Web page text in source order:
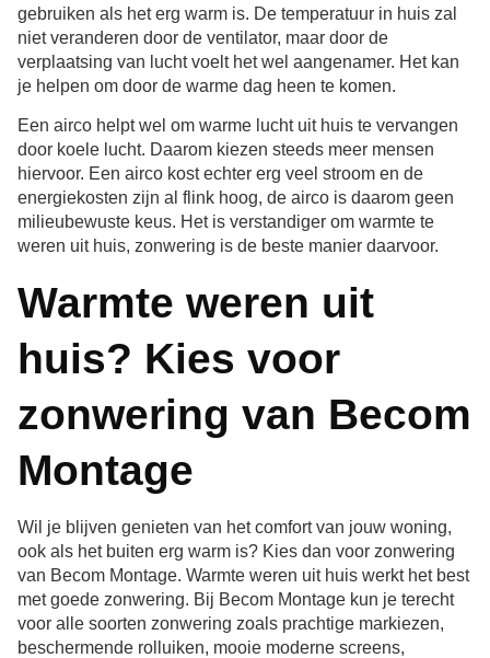
gebruiken als het erg warm is. De temperatuur in huis zal
niet veranderen door de ventilator, maar door de
verplaatsing van lucht voelt het wel aangenamer. Het kan
je helpen om door de warme dag heen te komen.
Een airco helpt wel om warme lucht uit huis te vervangen
door koele lucht. Daarom kiezen steeds meer mensen
hiervoor. Een airco kost echter erg veel stroom en de
energiekosten zijn al flink hoog, de airco is daarom geen
milieubewuste keus. Het is verstandiger om warmte te
weren uit huis, zonwering is de beste manier daarvoor.
Warmte weren uit
huis? Kies voor
zonwering van Becom
Montage
Wil je blijven genieten van het comfort van jouw woning,
ook als het buiten erg warm is? Kies dan voor zonwering
van Becom Montage. Warmte weren uit huis werkt het best
met goede zonwering. Bij Becom Montage kun je terecht
voor alle soorten zonwering zoals prachtige markiezen,
beschermende rolluiken, mooie moderne screens,